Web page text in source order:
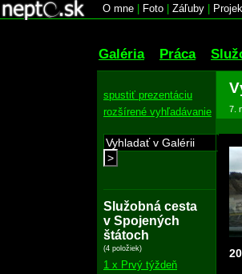
O mne Foto Záľuby
Galéria Práca
spustiť prezentáciu
rozšírené vyhľadávanie
>
Služobná cesta
v Spojených
štátoch
(4 položiek)
1 x Prvý týždeň
7.